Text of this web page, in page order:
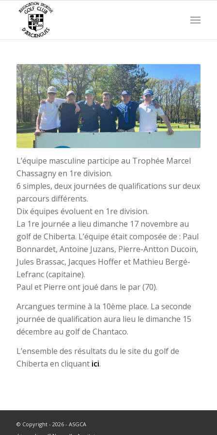
L’équipe masculine participe au Trophée Marcel
Chassagny en 1re division.
6 simples, deux journées de qualifications sur deux
parcours différents.
Dix équipes évoluent en 1re division.
La 1re journée a lieu dimanche 17 novembre au
golf de Chiberta. L’équipe était composée de : Paul
Bonnardet, Antoine Juzans, Pierre-Antton Ducoin,
Jules Brassac, Jacques Hoffer et Mathieu Bergé-
Lefranc (capitaine).
Paul et Pierre ont joué dans le par (70).
Arcangues termine à la 10ème place. La seconde
journée de qualification aura lieu le dimanche 15
décembre au golf de Chantaco.
L’ensemble des résultats du le site du golf de
Chiberta en cliquant ici.
© Copyright - 2026 - ASGCA